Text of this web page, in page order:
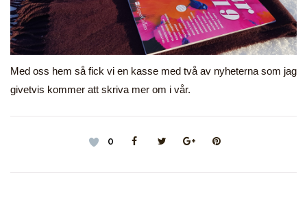
Med oss hem så fick vi en kasse med två av nyheterna som jag
givetvis kommer att skriva mer om i vår.
0